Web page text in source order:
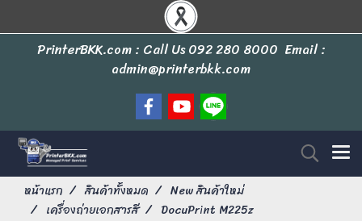
PrinterBKK.com : Call Us092 280 8000 Email :
admin@printerbkk.com
หน้าแรก สินค้าทั้งหมด
New สินค้าใหม่
เครื่องถ่ายเอกสารสี
DocuPrint M225z